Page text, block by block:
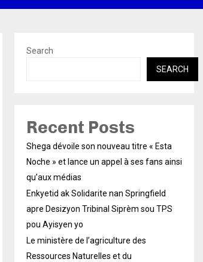
Search
SEARCH
Recent Posts
Shega dévoile son nouveau titre « Esta
Noche » et lance un appel à ses fans ainsi
qu’aux médias
Enkyetid ak Solidarite nan Springfield
apre Desizyon Tribinal Siprèm sou TPS
pou Ayisyen yo
Le ministère de l’agriculture des
Ressources Naturelles et du